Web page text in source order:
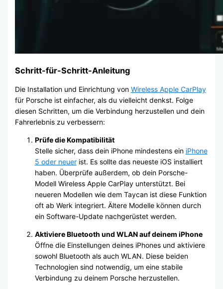
Schritt-für-Schritt-Anleitung
Die Installation und Einrichtung von Wireless Apple CarPlay
für Porsche ist einfacher, als du vielleicht denkst. Folge
diesen Schritten, um die Verbindung herzustellen und dein
Fahrerlebnis zu verbessern:
Prüfe die Kompatibilität
Stelle sicher, dass dein iPhone mindestens ein iPhone
5 oder neuerist. Es sollte das neueste iOS installiert
haben. Überprüfe außerdem, ob dein Porsche-
Modell Wireless Apple CarPlay unterstützt. Bei
neueren Modellen wie dem Taycan ist diese Funktion
oft ab Werk integriert. Ältere Modelle können durch
ein Software-Update nachgerüstet werden.
Aktiviere Bluetooth und WLAN auf deinem iPhone
Öffne die Einstellungen deines iPhones und aktiviere
sowohl Bluetooth als auch WLAN. Diese beiden
Technologien sind notwendig, um eine stabile
Verbindung zu deinem Porsche herzustellen.